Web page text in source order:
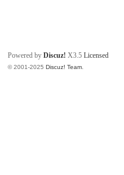
Powered byDiscuz! X3.5 Licensed
© 2001-2025Discuz! Team